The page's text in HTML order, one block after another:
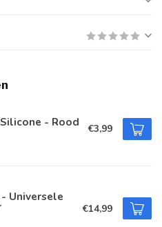
- Rood €3,99
Universele
€14,99